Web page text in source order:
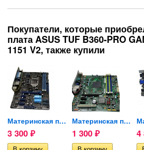
Покупатели, которые
плата ASUS TUF B360-PRO
1151 V2, также купили
Материнская плата ASUS...
3 300 ₽
Материнская плата Lenovo...
1 300 ₽ 4